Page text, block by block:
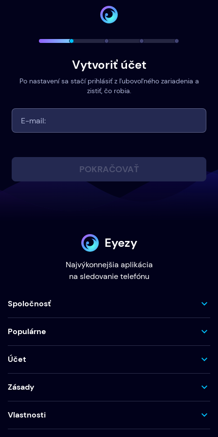
Vytvoriť účet
Po nastavení sa stačí prihlásiť z ľubovoľného zariadenia a
zistiť, čo robia.
POKRAČOVAŤ
Eyezy
Najvýkonnejšia aplikácia
na sledovanie telefónu
Spoločnosť
Populárne
Účet
Zásady
Vlastnosti